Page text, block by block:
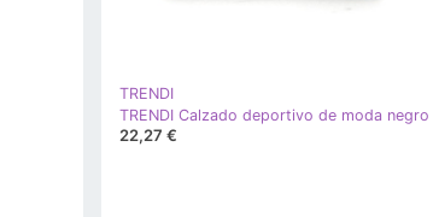
TRENDI
TRENDI Calzado deportivo de moda negro
22,27 €